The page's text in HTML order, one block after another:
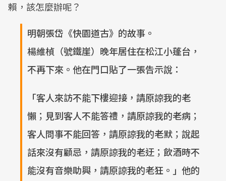
賴，該怎麼辦呢？
明朝張岱《快園道古》的故事。
楊維楨（號鐵崖）晚年居住在松江小蓬台，
不再下來。他在門口貼了一張告示說：
「客人來訪不能下樓迎接，請原諒我的老
懶；見到客人不能答禮，請原諒我的老病；
客人問事不能回答，請原諒我的老默；說起
話來沒有顧忌，請原諒我的老迂；飲酒時不
能沒有音樂助興，請原諒我的老狂。」他的